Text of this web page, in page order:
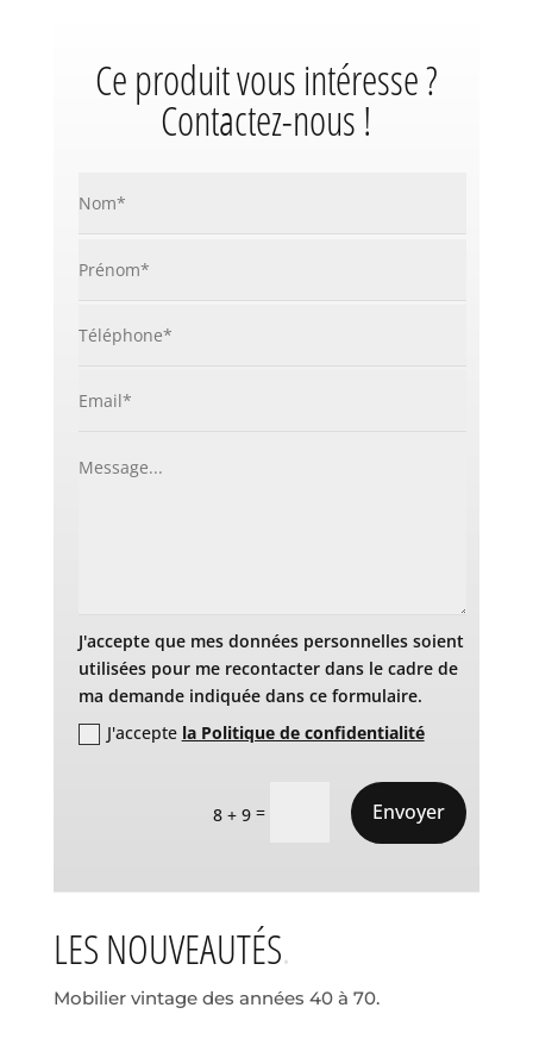
Ce produit vous intéresse ?
Contactez-nous !
J'accepte que mes données personnelles soient
utilisées pour me recontacter dans le cadre de
ma demande indiquée dans ce formulaire.
J'accepte la Politique de confidentialité
8 + 9 = Envoyer
LES NOUVEAUTÉS
Mobilier vintage des années 40 à 70.